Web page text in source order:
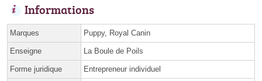
Informations
Marques Puppy, Royal Canin
Enseigne La Boule de Poils
Forme juridique Entrepreneur individuel